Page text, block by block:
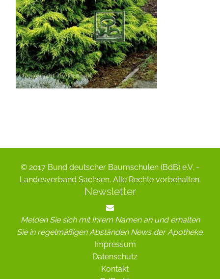
© 2017 Bund deutscher Baumschulen (BdB) e.V. -
Landesverband Sachsen. Alle Rechte vorbehalten.
Newsletter
Melden Sie sich mit Ihrem Namen an und erhalten
Sie in regelmäßigen Abständen News der Apotheke.
Impressum
Datenschutz
Kontakt